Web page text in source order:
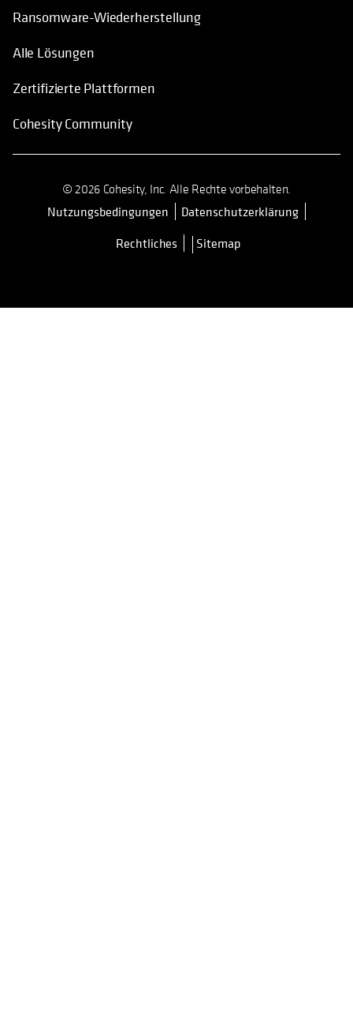
Ransomware-Wiederherstellung
Alle Lösungen
Zertifizierte Plattformen
Cohesity Community
© 2026 Cohesity, Inc. Alle Rechte vorbehalten.
Nutzungsbedingungen wird in einer neuen Registerkarte
Datenschutzerklärung
Rechtliches
Sitemap